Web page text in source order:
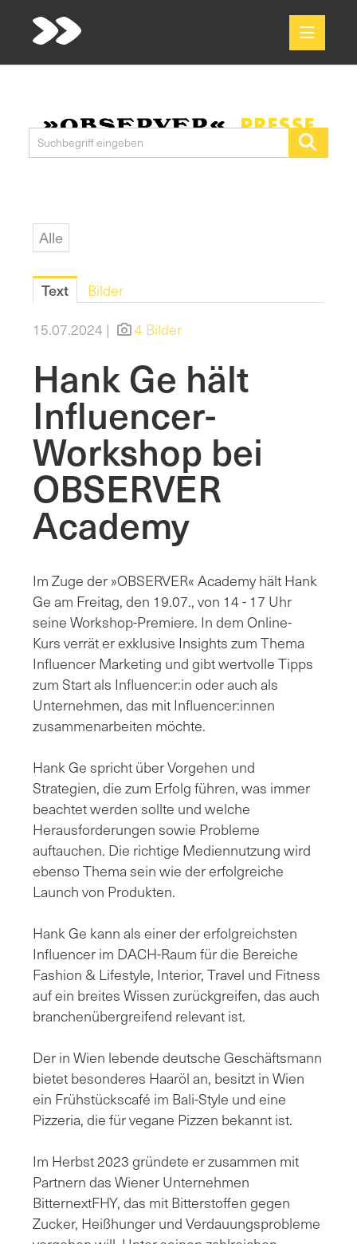
Media
Alle
Text
Bilder
15.07.2024 |
4 Bilder
Hank Ge hält
Influencer-
Workshop bei
OBSERVER
Academy
Im Zuge der »OBSERVER« Academy hält Hank
Ge am Freitag, den 19.07., von 14 - 17 Uhr
seine Workshop-Premiere. In dem Online-
Kurs verrät er exklusive Insights zum Thema
Influencer Marketing und gibt wertvolle Tipps
zum Start als Influencer:in oder auch als
Unternehmen, das mit Influencer:innen
zusammenarbeiten möchte.
Hank Ge spricht über Vorgehen und
Strategien, die zum Erfolg führen, was immer
beachtet werden sollte und welche
Herausforderungen sowie Probleme
auftauchen. Die richtige Mediennutzung wird
ebenso Thema sein wie der erfolgreiche
Launch von Produkten.
Hank Ge kann als einer der erfolgreichsten
Influencer im DACH-Raum für die Bereiche
Fashion & Lifestyle, Interior, Travel und Fitness
auf ein breites Wissen zurückgreifen, das auch
branchenübergreifend relevant ist.
Der in Wien lebende deutsche Geschäftsmann
bietet besonderes Haaröl an, besitzt in Wien
ein Frühstückscafé im Bali-Style und eine
Pizzeria, die für vegane Pizzen bekannt ist.
Im Herbst 2023 gründete er zusammen mit
Partnern das Wiener Unternehmen
BitternextFHY, das mit Bitterstoffen gegen
Zucker, Heißhunger und Verdauungsprobleme